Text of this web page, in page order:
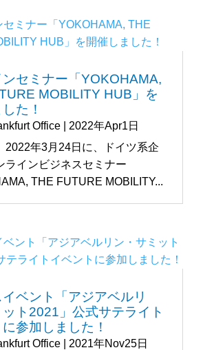
セミナー「YOKOHAMA,
MOBILITY HUB」を
た！
Office| 2022年Apr1日
2022年3月24日に、ドイツ系企
ラインビジネスセミナー
THE FUTURE MOBILITY...
ベント「アジアベルリ
ト2021」公式サテライト
参加しました！
Office| 2021年Nov25日